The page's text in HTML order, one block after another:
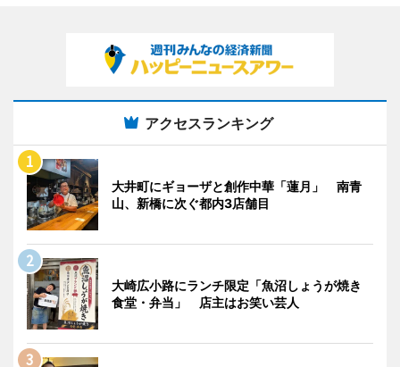
アクセスランキング
大井町にギョーザと創作中華「蓮月」 南青
山、新橋に次ぐ都内3店舗目
大崎広小路にランチ限定「魚沼しょうが焼き
食堂・弁当」 店主はお笑い芸人